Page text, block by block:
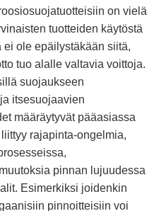
on vielä
tuotteiden käytöstä
ei ole epäilystäkään siitä,
tuo alalle valtavia voittoja.
suojaukseen
itsesuojaavien
määräytyvät pääasiassa
rajapinta-ongelmia,
pinnan lujuudessa
Esimerkiksi joidenkin
pinnoitteisiin voi